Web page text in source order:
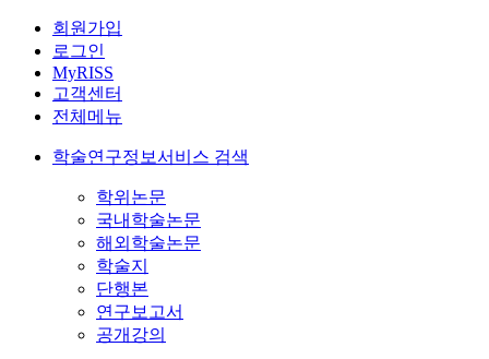
회원가입
로그인
MyRISS
고객센터
전체메뉴
학술연구정보서비스 검색
학위논문
국내학술논문
해외학술논문
학술지
단행본
연구보고서
공개강의